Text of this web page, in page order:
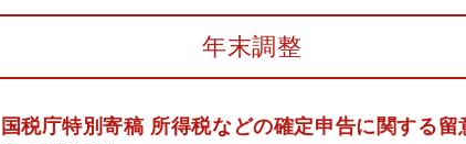
年末調整
国税庁特別寄稿 所得税などの確定申告に関する